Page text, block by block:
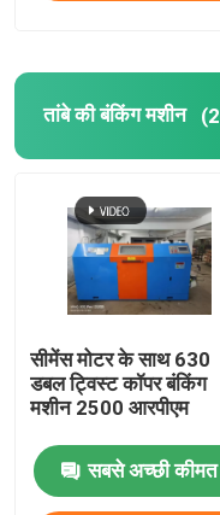
तांबे की बंकिंग मशीन
सीमेंस मोटर के साथ 630
डबल ट्विस्ट कॉपर बंकिंग
मशीन 2500 आरपीएम
सबसे अच्छी कीमत